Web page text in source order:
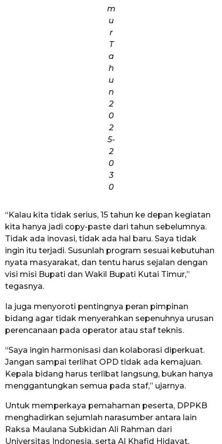
m
u
r
T
a
h
u
n
2
0
2
5-
2
0
3
0
“Kalau kita tidak serius, 15 tahun ke depan kegiatan
kita hanya jadi copy-paste dari tahun sebelumnya.
Tidak ada inovasi, tidak ada hal baru. Saya tidak
ingin itu terjadi. Susunlah program sesuai kebutuhan
nyata masyarakat, dan tentu harus sejalan dengan
visi misi Bupati dan Wakil Bupati Kutai Timur,”
tegasnya.
Ia juga menyoroti pentingnya peran pimpinan
bidang agar tidak menyerahkan sepenuhnya urusan
perencanaan pada operator atau staf teknis.
“Saya ingin harmonisasi dan kolaborasi diperkuat.
Jangan sampai terlihat OPD tidak ada kemajuan.
Kepala bidang harus terlibat langsung, bukan hanya
menggantungkan semua pada staf,” ujarnya.
Untuk memperkaya pemahaman peserta, DPPKB
menghadirkan sejumlah narasumber antara lain
Raksa Maulana Subkidan Ali Rahman dari
Universitas Indonesia, serta Al Khafid Hidayat,